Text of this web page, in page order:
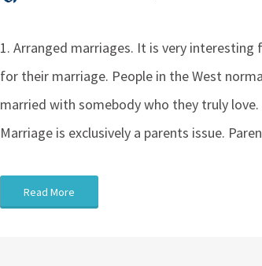
1. Arranged marriages. It is very
for their marriage. People in the West
married with somebody who they truly
Marriage is exclusively a parents issue.
Read More